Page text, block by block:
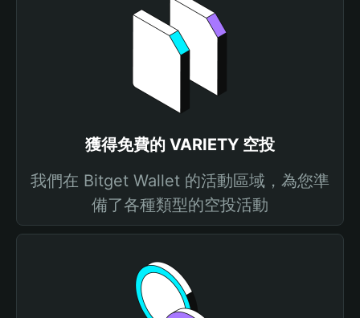
獲得免費的 VARIETY 空投
我們在 Bitget Wallet 的活動區域，為您準
備了各種類型的空投活動